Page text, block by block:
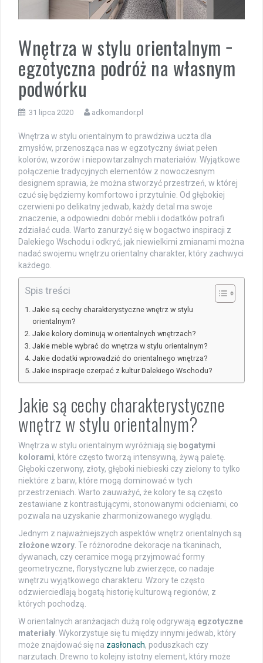
Wnętrza w stylu orientalnym −
egzotyczna podróż na własnym
podwórku
31 lipca 2020 adkomandor.pl
Wnętrza w stylu orientalnym to prawdziwa uczta dla
zmysłów, przenosząca nas w egzotyczny świat pełen
kolorów, wzorów i niepowtarzalnych materiałów. Wyjątkowe
połączenie tradycyjnych elementów z nowoczesnym
designem sprawia, że można stworzyć przestrzeń, w której
czuć się będziemy komfortowo i przytulnie. Od głębokiej
czerwieni po delikatny jedwab, każdy detal ma swoje
znaczenie, a odpowiedni dobór mebli i dodatków potrafi
zdziałać cuda. Warto zanurzyć się w bogactwo inspiracji z
Dalekiego Wschodu i odkryć, jak niewielkimi zmianami można
nadać swojemu wnętrzu orientalny charakter, który zachwyci
każdego.
Spis treści
Jakie są cechy charakterystyczne wnętrz w stylu
orientalnym?
Jakie kolory dominują w orientalnych wnętrzach?
Jakie meble wybrać do wnętrza w stylu orientalnym?
Jakie dodatki wprowadzić do orientalnego wnętrza?
Jakie inspiracje czerpać z kultur Dalekiego Wschodu?
Jakie są cechy charakterystyczne
wnętrz w stylu orientalnym?
Wnętrza w stylu orientalnym wyróżniają się bogatymi
kolorami, które często tworzą intensywną, żywą paletę.
Głęboki czerwony, złoty, głęboki niebieski czy zielony to tylko
niektóre z barw, które mogą dominować w tych
przestrzeniach. Warto zauważyć, że kolory te są często
zestawiane z kontrastującymi, stonowanymi odcieniami, co
pozwala na uzyskanie zharmonizowanego wyglądu.
Jednym z najważniejszych aspektów wnętrz orientalnych są
złożone wzory. Te różnorodne dekoracje na tkaninach,
dywanach, czy ceramice mogą przyjmować formy
geometryczne, florystyczne lub zwierzęce, co nadaje
wnętrzu wyjątkowego charakteru. Wzory te często
odzwierciedlają bogatą historię kulturową regionów, z
których pochodzą.
W orientalnych aranżacjach dużą rolę odgrywają egzotyczne
materiały. Wykorzystuje się tu między innymi jedwab, który
może znajdować się na zasłonach, poduszkach czy
narzutach. Drewno to kolejny istotny element, który może